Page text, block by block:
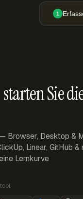
1
Sie
Browser, Desktop &
Linear, GitHub &
Lernkurve